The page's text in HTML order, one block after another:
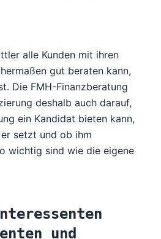
alle Kunden mit ihren
gut beraten kann,
Die FMH-Finanzberatung
deshalb auch darauf,
ein Kandidat bieten kann,
setzt und ob ihm
wichtig sind wie die eigene
und